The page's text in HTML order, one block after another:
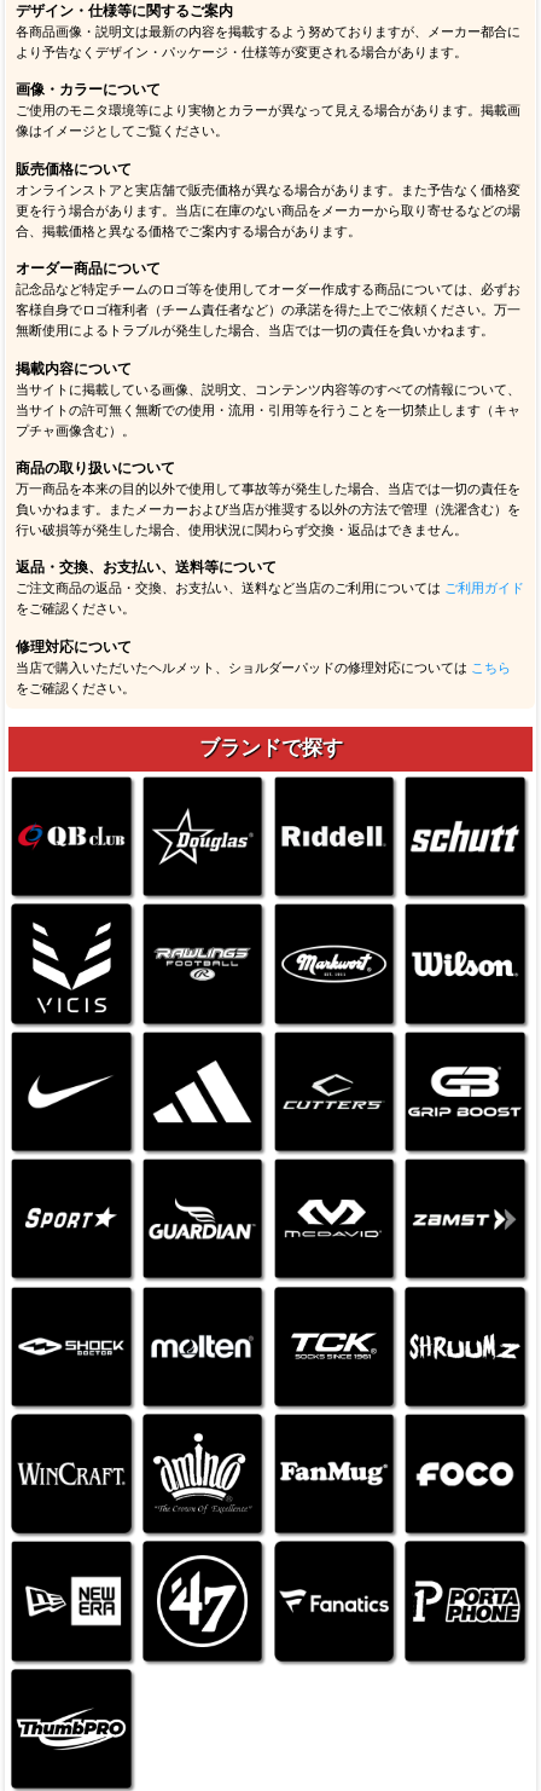
デザイン・仕様等に関するご案内
各商品画像・説明文は最新の内容を掲載するよう努めておりますが、メーカー都合に
より予告なくデザイン・パッケージ・仕様等が変更される場合があります。
画像・カラーについて
ご使用のモニタ環境等により実物とカラーが異なって見える場合があります。掲載画
像はイメージとしてご覧ください。
販売価格について
オンラインストアと実店舗で販売価格が異なる場合があります。また予告なく価格変
更を行う場合があります。当店に在庫のない商品をメーカーから取り寄せるなどの場
合、掲載価格と異なる価格でご案内する場合があります。
オーダー商品について
記念品など特定チームのロゴ等を使用してオーダー作成する商品については、必ずお
客様自身でロゴ権利者（チーム責任者など）の承諾を得た上でご依頼ください。万一
無断使用によるトラブルが発生した場合、当店では一切の責任を負いかねます。
掲載内容について
当サイトに掲載している画像、説明文、コンテンツ内容等のすべての情報について、
当サイトの許可無く無断での使用・流用・引用等を行うことを一切禁止します（キャ
プチャ画像含む）。
商品の取り扱いについて
万一商品を本来の目的以外で使用して事故等が発生した場合、当店では一切の責任を
負いかねます。またメーカーおよび当店が推奨する以外の方法で管理（洗濯含む）を
行い破損等が発生した場合、使用状況に関わらず交換・返品はできません。
返品・交換、お支払い、送料等について
ご注文商品の返品・交換、お支払い、送料など当店のご利用については ご利用ガイド
をご確認ください。
修理対応について
当店で購入いただいたヘルメット、ショルダーパッドの修理対応については こちら
をご確認ください。
ブランドで探す